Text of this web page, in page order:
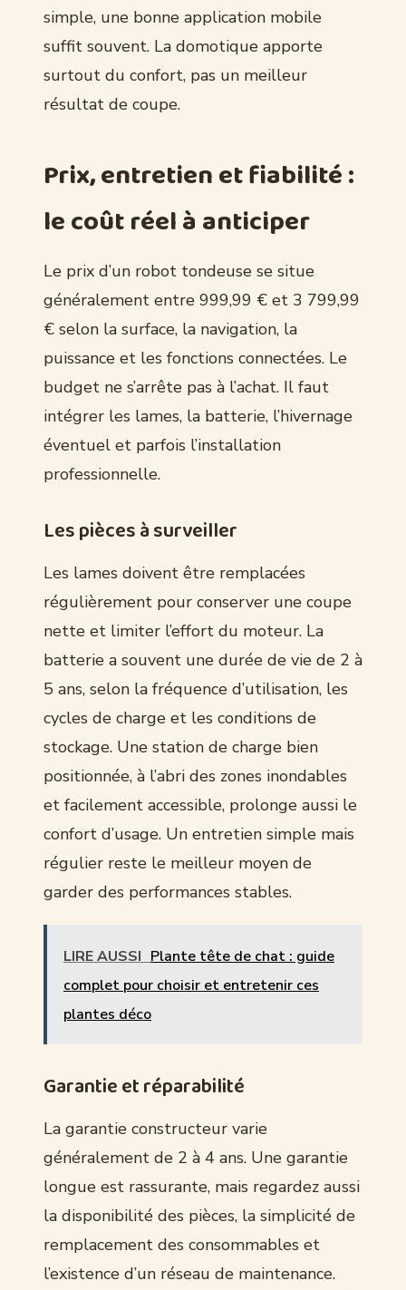
simple, une bonne application mobile
suffit souvent. La domotique apporte
surtout du confort, pas un meilleur
résultat de coupe.
Prix, entretien et fiabilité :
le coût réel à anticiper
Le prix d’un robot tondeuse se situe
généralement entre 999,99 € et 3 799,99
€ selon la surface, la navigation, la
puissance et les fonctions connectées. Le
budget ne s’arrête pas à l’achat. Il faut
intégrer les lames, la batterie, l’hivernage
éventuel et parfois l’installation
professionnelle.
Les pièces à surveiller
Les lames doivent être remplacées
régulièrement pour conserver une coupe
nette et limiter l’effort du moteur. La
batterie a souvent une durée de vie de 2 à
5 ans, selon la fréquence d’utilisation, les
cycles de charge et les conditions de
stockage. Une station de charge bien
positionnée, à l’abri des zones inondables
et facilement accessible, prolonge aussi le
confort d’usage. Un entretien simple mais
régulier reste le meilleur moyen de
garder des performances stables.
LIRE AUSSI Plante tête de chat : guide
complet pour choisir et entretenir ces
plantes déco
Garantie et réparabilité
La garantie constructeur varie
généralement de 2 à 4 ans. Une garantie
longue est rassurante, mais regardez aussi
la disponibilité des pièces, la simplicité de
remplacement des consommables et
l’existence d’un réseau de maintenance.